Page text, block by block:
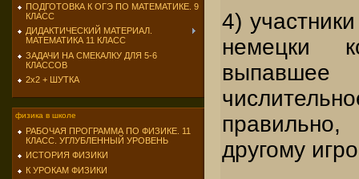
ПОДГОТОВКА К ОГЭ ПО МАТЕМАТИКЕ. 9
КЛАСС
ДИДАКТИЧЕСКИЙ МАТЕРИАЛ.
МАТЕМАТИКА 11 КЛАСС
ЗАДАЧИ НА СМЕКАЛКУ ДЛЯ 5-6
КЛАССОВ
2х2 + ШУТКА
физика в школе
РАБОЧАЯ ПРОГРАММА ПО ФИЗИКЕ. 11
КЛАСС. УГЛУБЛЕННЫЙ УРОВЕНЬ
ИСТОРИЯ ФИЗИКИ
К УРОКАМ ФИЗИКИ
4)
немецки
другому